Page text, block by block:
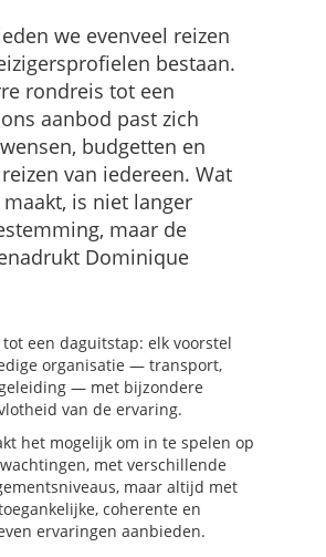
we evenveel reizen
bestaan.
rondreis tot een
aanbod past zich
budgetten en
van iedereen. Wat
is niet langer
maar de
Dominique
een daguitstap: elk voorstel
organisatie — transport,
— met bijzondere
van de ervaring.
het mogelijk om in te spelen op
met verschillende
maar altijd met
coherente en
ervaringen aanbieden.